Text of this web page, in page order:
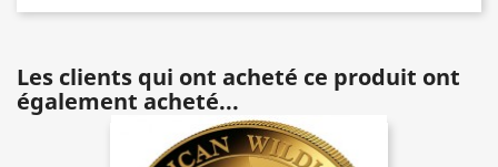
Les clients qui ont acheté ce produit ont
également acheté...